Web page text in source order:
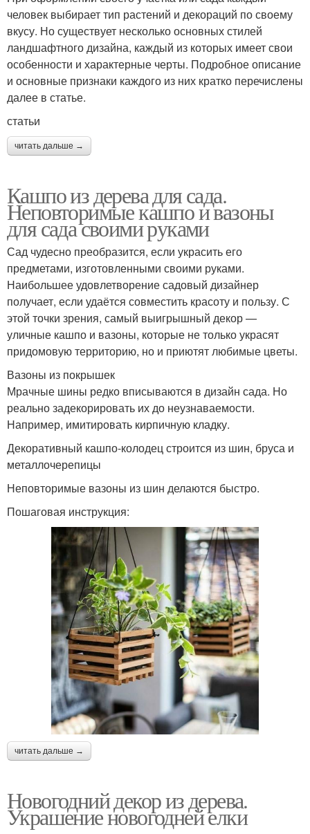
человек выбирает тип растений и декораций по своему
вкусу. Но существует несколько основных стилей
ландшафтного дизайна, каждый из которых имеет свои
особенности и характерные черты. Подробное описание
и основные признаки каждого из них кратко перечислены
далее в статье.
статьи
читать дальше →
Кашпо из дерева для сада.
Неповторимые кашпо и вазоны
для сада своими руками
Сад чудесно преобразится, если украсить его
предметами, изготовленными своими руками.
Наибольшее удовлетворение садовый дизайнер
получает, если удаётся совместить красоту и пользу. С
этой точки зрения, самый выигрышный декор —
уличные кашпо и вазоны, которые не только украсят
придомовую территорию, но и приютят любимые цветы.
Вазоны из покрышек
Мрачные шины редко вписываются в дизайн сада. Но
реально задекорировать их до неузнаваемости.
Например, имитировать кирпичную кладку.
Декоративный кашпо-колодец строится из шин, бруса и
металлочерепицы
Неповторимые вазоны из шин делаются быстро.
Пошаговая инструкция:
читать дальше →
Новогодний декор из дерева.
Украшение новогодней елки